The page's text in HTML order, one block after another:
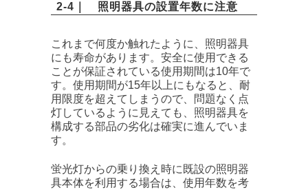
2-4｜ 照明器具の設置年数に注意
これまで何度か触れたように、照明器具
にも寿命があります。安全に使用できる
ことが保証されている使用期間は10年で
す。使用期間が15年以上にもなると、耐
用限度を超えてしまうので、問題なく点
灯しているように見えても、照明器具を
構成する部品の劣化は確実に進んでいま
す。
蛍光灯からの乗り換え時に既設の照明器
具本体を利用する場合は、使用年数を考